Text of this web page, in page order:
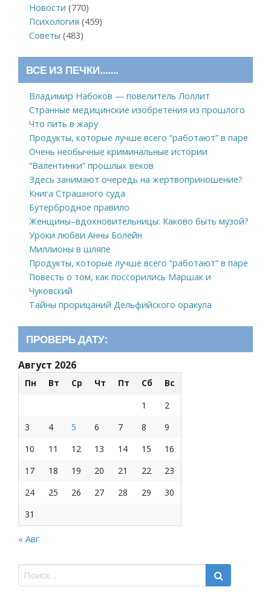
Новости (770)
Психология (459)
Советы (483)
ВСЕ ИЗ ПЕЧКИ…….
Владимир Набоков — повелитель Лоллит
Странные медицинские изобретения из прошлого
Что пить в жару
Продукты, которые лучше всего “работают” в паре
Очень необычные криминальные истории
“Валентинки” прошлых веков
Здесь занимают очередь на жертвоприношение?
Книга Страшного суда
Бутербродное правило
Женщины–вдохновительницы: Каково быть музой?
Уроки любви Анны Болейн
Миллионы в шляпе
Продукты, которые лучше всего “работают” в паре
Повесть о том, как поссорились Маршак и
Чуковский
Тайны прорицаний Дельфийского оракула
ПРОВЕРЬ ДАТУ:
Август 2026
Пн Вт Ср Чт Пт Сб
Вс
1
2
3
4 5 6 7 8
9
10
11 12 13 14 15
16
17
18 19 20 21 22
23
24
25 26 27 28 29
30
31
« Авг